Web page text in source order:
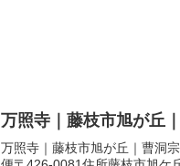
万照寺｜藤枝市旭が丘
万照寺｜藤枝市旭が丘｜曹洞